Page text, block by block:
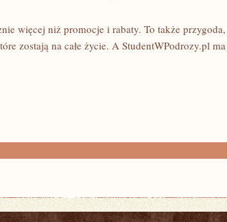
więcej niż promocje i rabaty. To także przygoda,
zostają na całe życie. A StudentWPodrozy.pl ma